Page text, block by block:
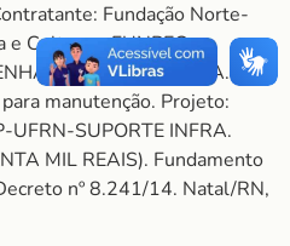
Fundação Norte-
e Cultura – FUNPEC.
TERMICA LTDA.
manutenção. Projeto:
UFRN-SUPORTE INFRA.
MIL REAIS). Fundamento
nº 8.241/14. Natal/RN,